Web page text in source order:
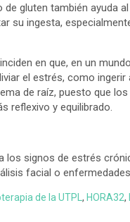
gluten también ayuda
su ingesta,
en que, en un
el estrés, como
de raíz, puesto que
reflexivo y equilibrado.
los signos de estrés
facial o
de la UTPL , HORA32,